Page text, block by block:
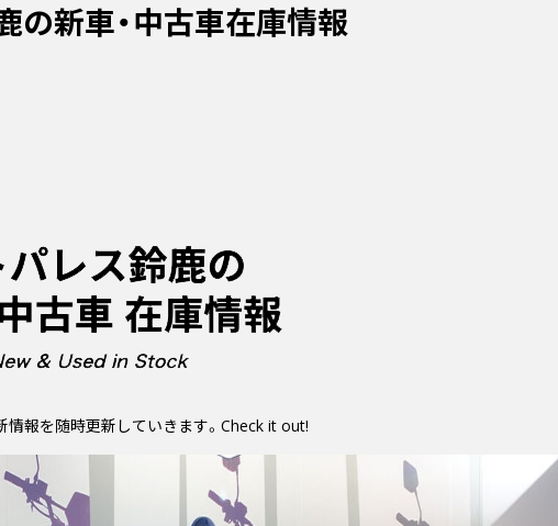
の新車・中古車在庫情報
情報を随時更新していきます。Check it out!